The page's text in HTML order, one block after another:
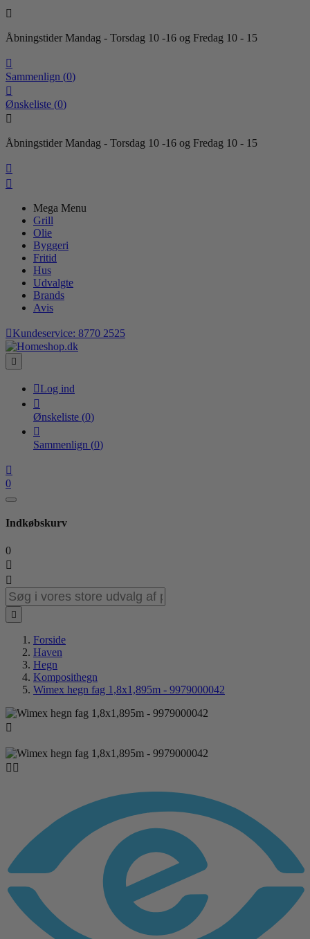

Åbningstider Mandag - Torsdag 10 -16 og Fredag 10 - 15

Sammenlign (0)

Ønskeliste (0)

Åbningstider Mandag - Torsdag 10 -16 og Fredag 10 - 15


Mega Menu
Grill
Olie
Byggeri
Fritid
Hus
Udvalgte
Brands
Avis
Kundeservice: 8770 2525

Log ind

Ønskeliste (0)

Sammenlign (0)

0
Indkøbskurv
0



Forside
Haven
Hegn
Komposithegn
Wimex hegn fag 1,8x1,895m - 9979000042

 